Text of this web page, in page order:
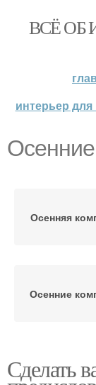
ВСЁ ОБ
интерьер
Осенняя
Осенние
Сделать